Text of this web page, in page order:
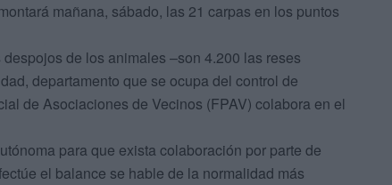
mañana, sábado, las 21 carpas en los puntos
de los animales –son 4.200 las reses
departamento que se ocupa del control de
de Asociaciones de Vecinos (FPAV) colabora en el
para que exista colaboración por parte de
el balance se hable de la normalidad más